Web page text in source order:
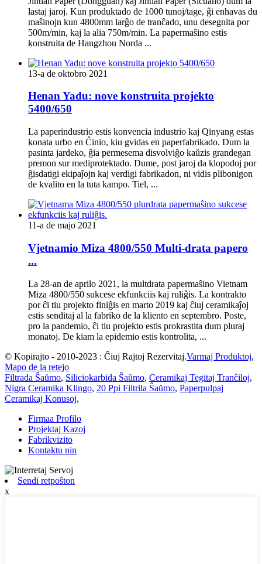
lastaj jaroj. Kun produktado de 1000 tunoj/tage, ĝi enhavas du
maŝinojn kun 4800mm larĝo de tranĉado, unu desegnita por
500m/min, kaj la alia 750m/min. La papermaŝino estis
konstruita de Hangzhou Norda ...
13-a de oktobro 2021
Henan Yadu: nove konstruita projekto
5400/650
La paperindustrio estis konvencia industrio kaj Qinyang estas
konata urbo en Ĉinio, kiu gvidas en paperfabrikado. Dum la
pasinta jardeko, ĝia permesema disvolviĝo kaŭzis grandegan
premon sur mediprotektado. Dume, post jaroj da klopodoj por
ĝisdatigi ekipaĵojn kaj verdigi fabrikadon, ni vidis plibonigon
de kvalito en la tuta kampo. Tiel, ...
11-a de majo 2021
Vjetnamio Miza 4800/550 Multi-drata papero
...
La 28-an de aprilo 2021, la multdrata papermaŝino Vietnam
Miza 4800/550 sukcese ekfunkciis kaj ruliĝis. La kontrakto
por ĉi tiu projekto finiĝis en marto 2019 kaj ĉiuj ceramikaĵoj
estis senditaj al la fabriko de la kliento en septembro. Poste,
pro la pandemio, ĉi tiu projekto estis prokrastita dum pluraj
monatoj. De kiam la epidemio estis kontrolita, ...
© Kopirajto - 2010-2023 : Ĉiuj Rajtoj Rezervitaj.Varmaj Produktoj,
Mapo de la retejo
Filtrada Ŝaŭmo, Siliciokarbida Ŝaŭmo, Ceramikaj Tegitaj Tranĉiloj,
Nigra Ceramika Klingo, 20 Ppi Filtrila Ŝaŭmo, Paperpulpaj
Ceramikaj Konusoj,
Firmaa Profilo
Projektaj Kazoj
Fabrikvizito
Kontaktu nin
Sendi retpoŝton
x